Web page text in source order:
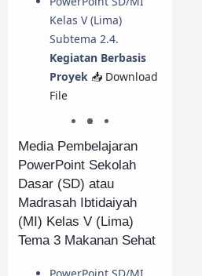
Kelas V (Lima)
Subtema 2.4.
Kegiatan Berbasis
Proyek 📥 Download
File
Media Pembelajaran
PowerPoint Sekolah
Dasar (SD) atau
Madrasah Ibtidaiyah
(MI) Kelas V (Lima)
Tema 3 Makanan Sehat
PowerPoint SD/MI